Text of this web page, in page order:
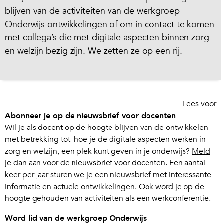
blijven van de activiteiten van de werkgroep
Onderwijs ontwikkelingen of om in contact te komen
met collega’s die met digitale aspecten binnen zorg
en welzijn bezig zijn. We zetten ze op een rij.
Lees voor
Abonneer je op de nieuwsbrief voor docenten
Wil je als docent op de hoogte blijven van de ontwikkelen
met betrekking tot hoe je de digitale aspecten werken in
zorg en welzijn, een plek kunt geven in je onderwijs? Meld
je dan aan voor de nieuwsbrief voor docenten. Een aantal
keer per jaar sturen we je een nieuwsbrief met interessante
informatie en actuele ontwikkelingen. Ook word je op de
hoogte gehouden van activiteiten als een werkconferentie.
Word lid van de werkgroep Onderwijs